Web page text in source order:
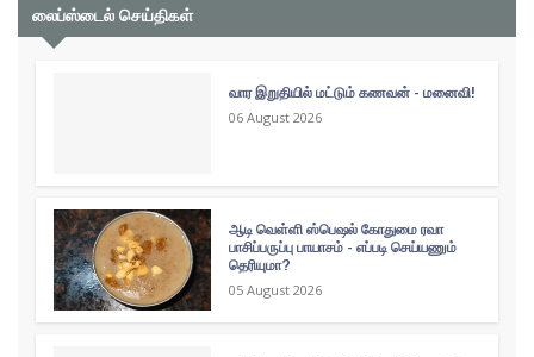
லைப்ஸ்டைல் செய்திகள்
வார இறுதியில் மட்டும் கணவன் - மனைவி!
06 August 2026
ஆடி வெள்ளி ஸ்பெஷல் கோதுமை ரவா
பாசிப்பருப்பு பாயாசம் - எப்படி செய்யணும்
தெரியுமா?
05 August 2026